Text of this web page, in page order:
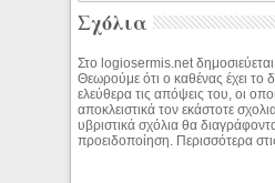
Σχόλια
Στο logiosermis.net
Θεωρούμε ότι ο καθένας έχει το
ελεύθερα τις απόψεις του, οι
αποκλειστικά τον εκάστοτε
υβριστικά σχόλια θα
προειδοποίηση. Περισσότερα